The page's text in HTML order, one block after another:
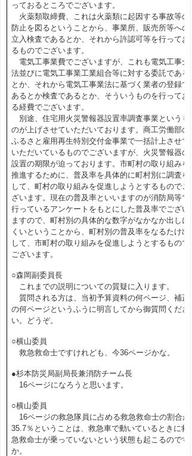
っておるところでございます。
火薬類取締費、これは火薬類に起因する事故等の
防止を図るということから、事業所、販売所等への
立入検査であるとか、それから許認可等を行ってお
るものでございます。
電気工事業費でございますが、これも電気工事士
法並びに電気工事業工業組合等に対する委託である
とか、それから電気工事業法に基づく業者の登録で
あるとか検査であるとか、そういうものを行ってお
る経費でございます。
別途、住宅用火災警報器設置率調査事業というも
のが上げさせていただいております。商工労働部の
ふるさと雇用再生特別交付金事業で一括計上させて
いただいているものでございますが、火災警報器の
設置の期限が迫っております。市町村の取り組みを
推進するために、普及率を具体的に町村別に調査を
して、町村の取り組みを促進しようとするものでご
ざいます。現在の普及率といいますのが消防局等で
行っているアンケートをもとにした普及率でござい
ますので、町村別の具体的な数字がなかなか出しに
くいということから、町村別の普及率をなるたけ出
して、市町村の取り組みを促進しようとするもので
ございます。
○森岡副委員長
これまでの説明についての質疑に入ります。
質問される方は、当初予算資料の何ページ、補正
の何ページというふうに明言してから御質問くださ
い。どうぞ。
○横山委員
救急救命士ですけれども、今36ページかな。
●杉本防災局副局長兼消防チーム長
16ページになろうと思います。
○横山委員
16ページの救急隊員に占める救急救命士の割合が
35.7％ということは、救急車で動いているときに救
急救命士が乗っていないという状態も起こるのです
か。